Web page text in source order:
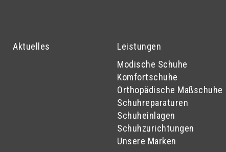
Aktuelles
Leistungen
Modische Schuhe
Komfortschuhe
Orthopädische Maßschuhe
Schuhreparaturen
Schuheinlagen
Schuhzurichtungen
Unsere Marken